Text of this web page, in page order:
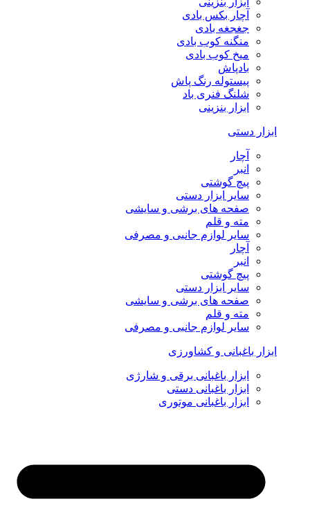
آچار بکس بادی
جغجغه بادی
منگنه کوب بادی
میخ کوب بادی
بادپاش
پیستوله رنگ پاش
شلنگ فنری باد
ابزار بنزینی
ابزار دستی
آچار
انبر
پیچ گوشتی
سایر ابزار دستی
صفحه های برشی و سایشی
مته و قلم
سایر لوازم جانبی و مصرفی
آچار
انبر
پیچ گوشتی
سایر ابزار دستی
صفحه های برشی و سایشی
مته و قلم
سایر لوازم جانبی و مصرفی
ابزار باغبانی و کشاورزی
ابزار باغبانی برقی و شارژی
ابزار باغبانی دستی
ابزار باغبانی موتوری